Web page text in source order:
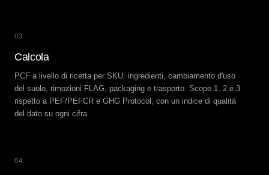
03
Calcola
PCF a livello di ricetta per SKU: ingredienti, cambiamento d'uso
del suolo, rimozioni FLAG, packaging e trasporto. Scope 1, 2 e 3
rispetto a PEF/PEFCR e GHG Protocol, con un indice di qualità
del dato su ogni cifra.
04